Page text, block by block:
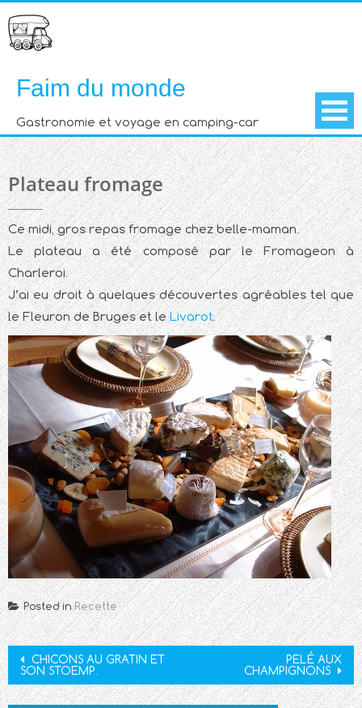
to
content
Faim du monde
Gastronomie et voyage en camping-car
Plateau fromage
Ce midi, gros repas fromage chez belle-maman.
Le plateau a été composé par le Fromageon à
Charleroi.
J’ai eu droit à quelques découvertes agréables tel que
le Fleuron de Bruges et leLivarot.
Posted inRecette
Post
navigation
CHICONS AU GRATIN ET
SON STOEMP.
PELÉ AUX
CHAMPIGNONS